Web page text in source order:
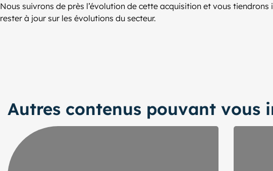
Nous suivrons de près l’évolution de cette acquisition et vous
rester à jour sur les évolutions du secteur.
Autres contenus pouvant vous